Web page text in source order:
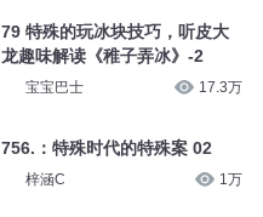
79 特殊的玩冰块技巧，听皮大
龙趣味解读《稚子弄冰》-2
宝宝巴士 17.3万
756.：特殊时代的特殊案 02
梓涵C 1万